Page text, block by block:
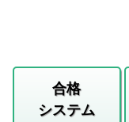
合格
システム